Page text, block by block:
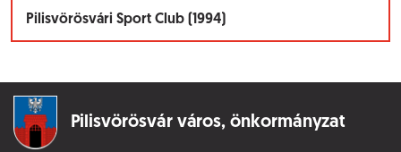
Pilisvörösvári Sport Club (1994)
Pilisvörösvár város, önkormányzat